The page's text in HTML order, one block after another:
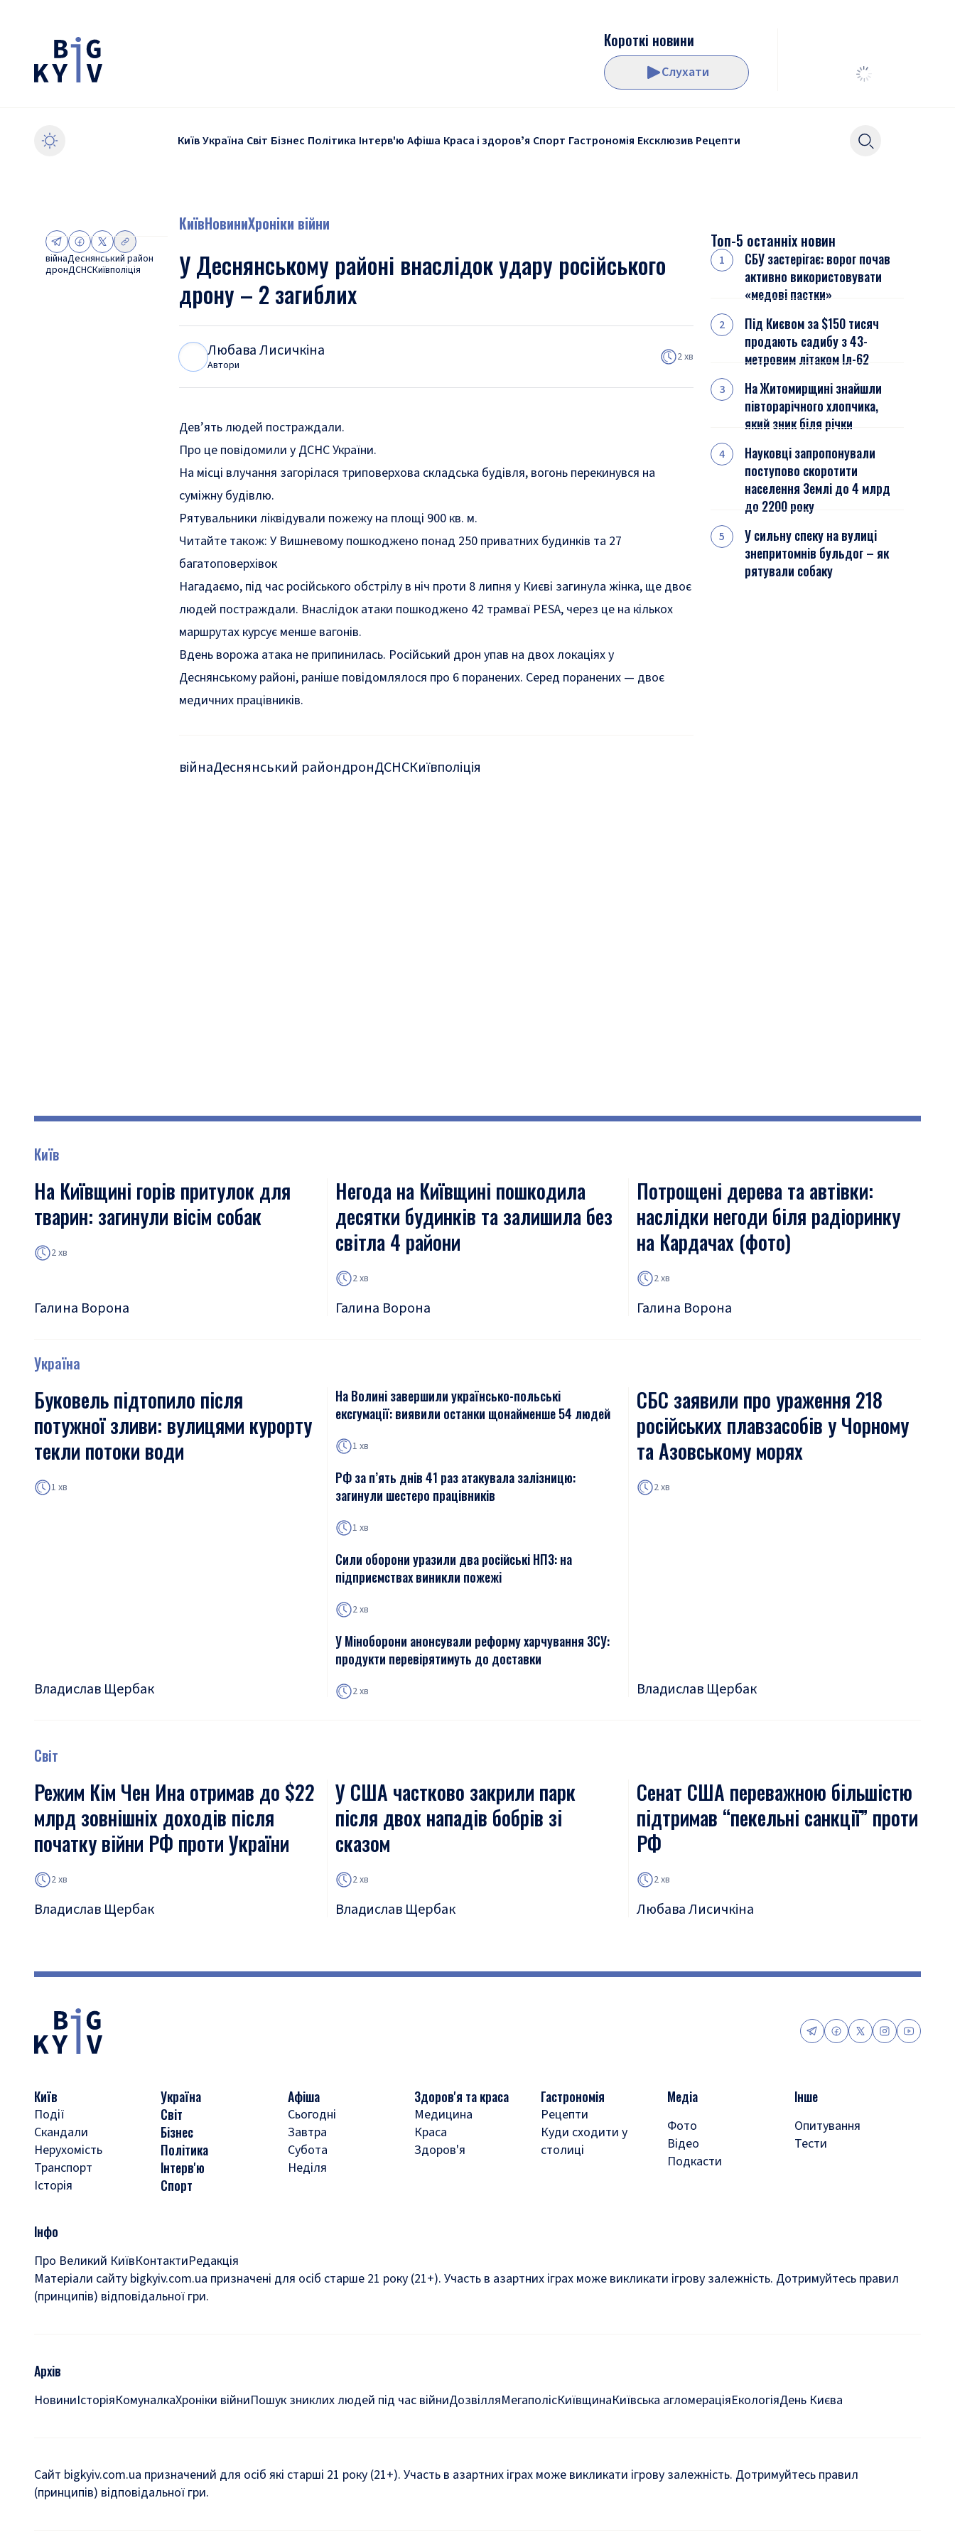
Короткі новини
Слухати
КиївУкраїна Світ Бізнес Політика Інтерв'ю Афіша Краса і здоровʼя Спорт Гастрономія Ексклюзив Рецепти
війнаДеснянський район
дронДСНСКиївполіція
КиївНовиниХроніки війни
У Деснянському районі внаслідок удару російського
дрону – 2 загиблих
Любава Лисичкіна
Автори
2 хв
Дев’ять людей постраждали.
Про це повідомили у ДСНС України.
На місці влучання загорілася триповерхова складська будівля, вогонь перекинувся на
суміжну будівлю.
Рятувальники ліквідували пожежу на площі 900 кв. м.
Читайте також: У Вишневому пошкоджено понад 250 приватних будинків та 27
багатоповерхівок
Нагадаємо, під час російського обстрілу в ніч проти 8 липня у Києві загинула жінка, ще двоє
людей постраждали. Внаслідок атаки пошкоджено 42 трамваї PESA, через це на кількох
маршрутах курсує менше вагонів.
Вдень ворожа атака не припинилась. Російський дрон упав на двох локаціях у
Деснянському районі, раніше повідомлялося про 6 поранених. Серед поранених — двоє
медичних працівників.
війнаДеснянський райондронДСНСКиївполіція
Топ-5 останніх новин
СБУ застерігає: ворог почав
активно використовувати
«медові пастки»
Під Києвом за $150 тисяч
продають садибу з 43-
метровим літаком Іл-62
На Житомирщині знайшли
півторарічного хлопчика,
який зник біля річки
Науковці запропонували
поступово скоротити
населення Землі до 4 млрд
до 2200 року
У сильну спеку на вулиці
знепритомнів бульдог – як
рятували собаку
Київ
На Київщині горів притулок для
тварин: загинули вісім собак
2 хв
Галина Ворона
Негода на Київщині пошкодила
десятки будинків та залишила без
світла 4 райони
2 хв
Галина Ворона
Потрощені дерева та автівки:
наслідки негоди біля радіоринку
на Кардачах (фото)
2 хв
Галина Ворона
Україна
Буковель підтопило після
потужної зливи: вулицями курорту
текли потоки води
1 хв
Владислав Щербак
На Волині завершили українсько-польські
ексгумації: виявили останки щонайменше 54 людей
1 хв
РФ за п’ять днів 41 раз атакувала залізницю:
загинули шестеро працівників
1 хв
Сили оборони уразили два російські НПЗ: на
підприємствах виникли пожежі
2 хв
У Міноборони анонсували реформу харчування ЗСУ:
продукти перевірятимуть до доставки
2 хв
СБС заявили про ураження 218
російських плавзасобів у Чорному
та Азовському морях
2 хв
Владислав Щербак
Світ
Режим Кім Чен Ина отримав до $22
млрд зовнішніх доходів після
початку війни РФ проти України
2 хв
Владислав Щербак
У США частково закрили парк
після двох нападів бобрів зі
сказом
2 хв
Владислав Щербак
Сенат США переважною більшістю
підтримав “пекельні санкції” проти
РФ
2 хв
Любава Лисичкіна
Київ
Події
Скандали
Нерухомість
Транспорт
Історія
Україна
Світ
Бізнес
Політика
Інтерв'ю
Спорт
Афіша
Сьогодні
Завтра
Субота
Неділя
Здоров'я та краса
Медицина
Краса
Здоров'я
Гастрономія
Рецепти
Куди сходити у
столиці
Медіа
Фото
Відео
Подкасти
Інше
Опитування
Тести
Інфо
Про Великий КиївКонтактиРедакція
Матеріали сайту bigkyiv.com.ua призначені для осіб старше 21 року (21+). Участь в азартних іграх може викликати ігрову залежність. Дотримуйтесь правил
(принципів) відповідальної гри.
Архів
НовиниІсторіяКомуналкаХроніки війниПошук зниклих людей під час війниДозвілляМегаполісКиївщинаКиївська агломераціяЕкологіяДень Києва
Сайт bigkyiv.com.ua призначений для осіб які старші 21 року (21+). Участь в азартних іграх може викликати ігрову залежність. Дотримуйтесь правил
(принципів) відповідальної гри.